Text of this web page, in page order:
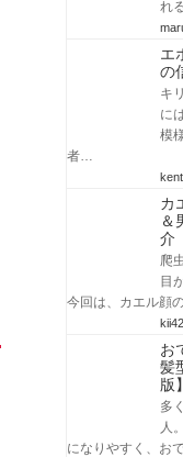
れ
エ
の
キ
に
模
者…
カ
＆
介
爬
目
今回は、カエル顔
お
髪
版】
多
人
になりやすく、お